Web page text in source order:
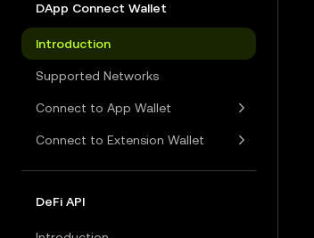
DApp Connect Wallet
Introduction
Supported Networks
Connect to App Wallet
Connect to Extension Wallet
DeFi API